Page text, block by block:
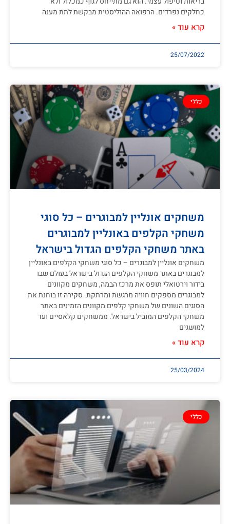
כחלקים נפרדים. הרפואה ההוליסטית מבקשת לתת מענה
קרא עוד »
25/07/2022
כללי
משחקים אונליין למבוגרים – כל סוגי
משחקי הקלפים באונליין למבוגרים
באתר משחקי הקלפים הגדול בישראל
משחקים אונליין למבוגרים – כל סוגי משחקי הקלפים באונליין
למבוגרים באתר משחקי הקלפים הגדול בישראל בעולם שבו
בידור וירטואלי תופס את מרכז הבמה, משחקים מקוונים
למבוגרים מספקים חוויה מרגשת ומרתקת. סקירה זו בוחנת את
הסוגים השונים של משחקי קלפים מקוונים הזמינים באתר
משחקי הקלפים המוביל בישראל. ממשחקים קלאסיים ועד
למושגים
קרא עוד »
25/03/2024
כללי